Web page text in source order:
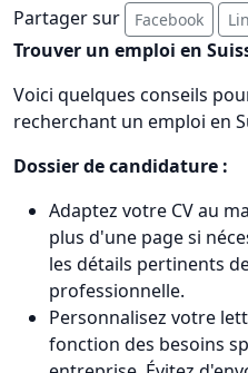
Partager sur Facebook
Trouver un emploi en
Voici quelques conseils
recherchant un emploi en
Dossier de candidature :
Adaptez votre CV au
plus d'une page si
les détails pertinents
professionnelle.
Personnalisez votre
fonction des besoins